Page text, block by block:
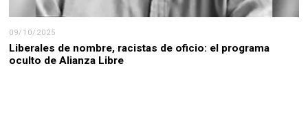
09/10/2025
Liberales de nombre, racistas de oficio: el programa
oculto de Alianza Libre